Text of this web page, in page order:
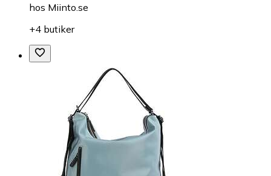
hos Miinto.se
+4 butiker